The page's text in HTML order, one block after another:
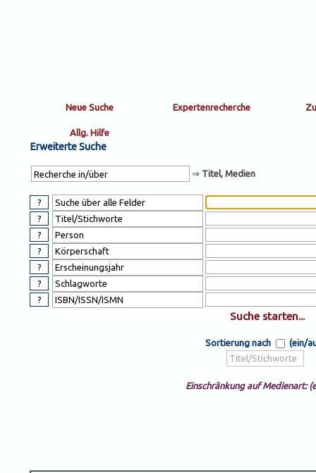
Erweiterte Suche
⇒ Titel, Medien
Sortierung nach (ein/
Einschränkung auf Medienart: